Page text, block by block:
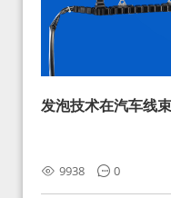
发泡技术在汽车线
9938 0